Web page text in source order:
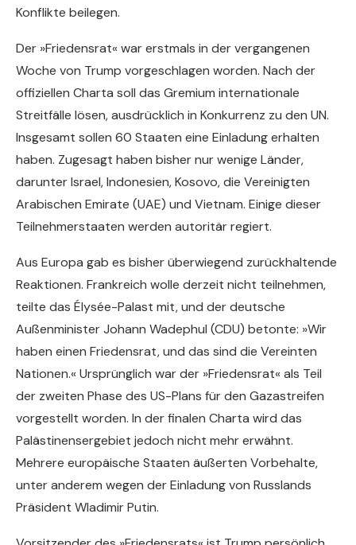
Konflikte beilegen.
Der »Friedensrat« war erstmals in der vergangenen
Woche von Trump vorgeschlagen worden. Nach der
offiziellen Charta soll das Gremium internationale
Streitfälle lösen, ausdrücklich in Konkurrenz zu den UN.
Insgesamt sollen 60 Staaten eine Einladung erhalten
haben. Zugesagt haben bisher nur wenige Länder,
darunter Israel, Indonesien, Kosovo, die Vereinigten
Arabischen Emirate (UAE) und Vietnam. Einige dieser
Teilnehmerstaaten werden autoritär regiert.
Aus Europa gab es bisher überwiegend zurückhaltende
Reaktionen. Frankreich wolle derzeit nicht teilnehmen,
teilte das Élysée-Palast mit, und der deutsche
Außenminister Johann Wadephul (CDU) betonte: »Wir
haben einen Friedensrat, und das sind die Vereinten
Nationen.« Ursprünglich war der »Friedensrat« als Teil
der zweiten Phase des US-Plans für den Gazastreifen
vorgestellt worden. In der finalen Charta wird das
Palästinensergebiet jedoch nicht mehr erwähnt.
Mehrere europäische Staaten äußerten Vorbehalte,
unter anderem wegen der Einladung von Russlands
Präsident Wladimir Putin.